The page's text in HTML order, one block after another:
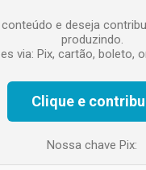
e deseja
produzindo.
via: Pix, cartão, boleto,
Clique e
Nossa chave Pix: